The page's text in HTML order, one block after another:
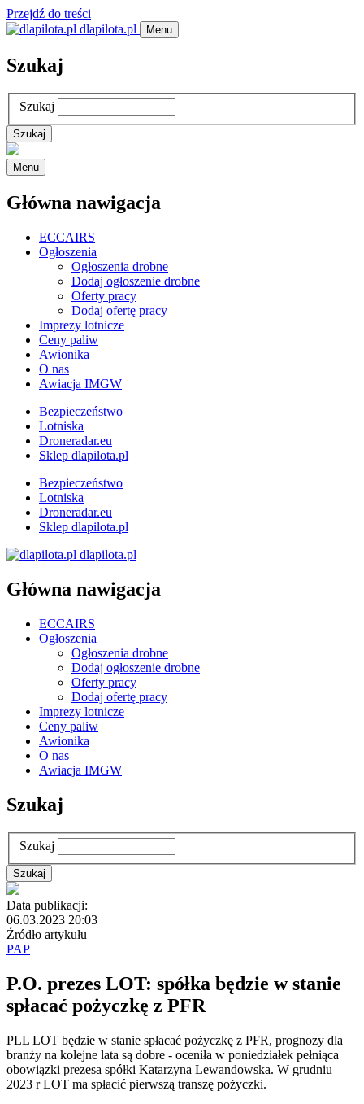
Przejdź do treści
dlapilota.pl
Menu
Szukaj
Szukaj
Menu
Główna nawigacja
ECCAIRS
Ogłoszenia
Ogłoszenia drobne
Dodaj ogłoszenie drobne
Oferty pracy
Dodaj ofertę pracy
Imprezy lotnicze
Ceny paliw
Awionika
O nas
Awiacja IMGW
Bezpieczeństwo
Lotniska
Droneradar.eu
Sklep dlapilota.pl
Bezpieczeństwo
Lotniska
Droneradar.eu
Sklep dlapilota.pl
dlapilota.pl
Główna nawigacja
ECCAIRS
Ogłoszenia
Ogłoszenia drobne
Dodaj ogłoszenie drobne
Oferty pracy
Dodaj ofertę pracy
Imprezy lotnicze
Ceny paliw
Awionika
O nas
Awiacja IMGW
Szukaj
Szukaj
Data publikacji:
06.03.2023 20:03
Źródło artykułu
PAP
P.O. prezes LOT: spółka będzie w stanie
spłacać pożyczkę z PFR
PLL LOT będzie w stanie spłacać pożyczkę z PFR, prognozy dla
branży na kolejne lata są dobre - oceniła w poniedziałek pełniąca
obowiązki prezesa spółki Katarzyna Lewandowska. W grudniu
2023 r LOT ma spłacić pierwszą transzę pożyczki.